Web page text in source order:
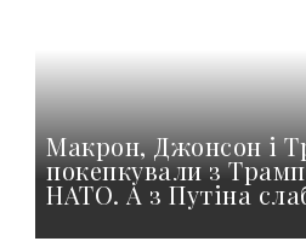
Макрон, Джонсон і
покепкували з
НАТО. А з Путіна